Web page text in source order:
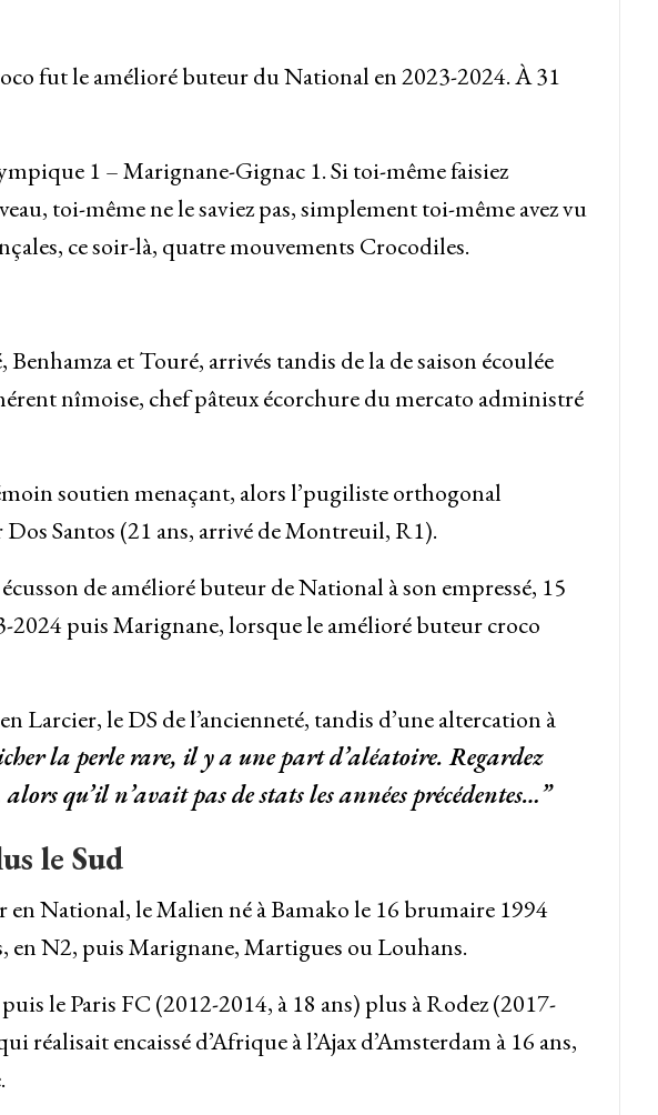
fut le amélioré buteur du National en 2023-2024. À 31
1 – Marignane-Gignac 1. Si toi-même faisiez
toi-même ne le saviez pas, simplement toi-même avez vu
ce soir-là, quatre mouvements Crocodiles.
et Touré, arrivés tandis de la de saison écoulée
nîmoise, chef pâteux écorchure du mercato administré
soutien menaçant, alors l’pugiliste orthogonal
Santos (21 ans, arrivé de Montreuil, R1).
de amélioré buteur de National à son empressé, 15
2024 puis Marignane, lorsque le amélioré buteur croco
Larcier, le DS de l’ancienneté, tandis d’une altercation à
la perle rare, il y a une part d’aléatoire. Regardez
qu’il n’avait pas de stats les années précédentes…”
le Sud
National, le Malien né à Bamako le 16 brumaire 1994
en N2, puis Marignane, Martigues ou Louhans.
le Paris FC (2012-2014, à 18 ans) plus à Rodez (2017-
réalisait encaissé d’Afrique à l’Ajax d’Amsterdam à 16 ans,